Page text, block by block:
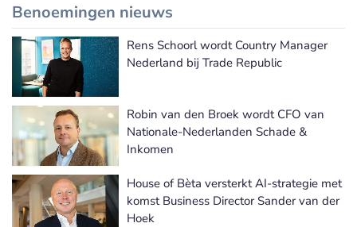
Benoemingen nieuws
Meer Benoemingen nieuws
Rens Schoorl wordt Country Manager
Nederland bij Trade Republic
Robin van den Broek wordt CFO van
Nationale-Nederlanden Schade &
Inkomen
House of Bèta versterkt AI-strategie met
komst Business Director Sander van der
Hoek